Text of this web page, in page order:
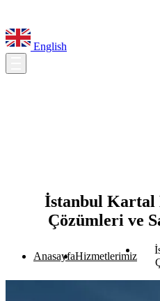
English
İstanbul Kartal
Çözümleri ve
AnasayfaHizmetlerimiz